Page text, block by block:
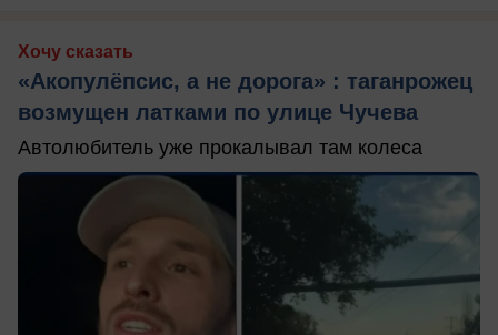
Хочу сказать
«Акопулёпсис, а не дорога» : таганрожец
возмущен латками по улице Чучева
Автолюбитель уже прокалывал там колеса